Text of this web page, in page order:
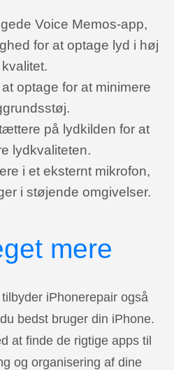
Voice Memos-app,
for at optage lyd i høj
kvalitet.
optage for at minimere
på lydkilden for at
lydkvaliteten.
i et eksternt mikrofon,
i støjende omgivelser.
mere
iPhonerepair også
bedst bruger din iPhone.
at finde de rigtige apps til
og organisering af dine